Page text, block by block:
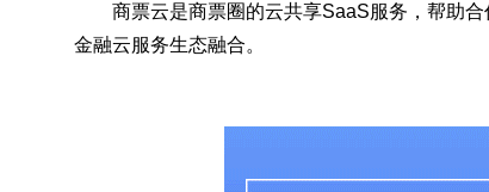
商票云是商票圈的云共享SaaS服务，帮助
金融云服务生态融合。